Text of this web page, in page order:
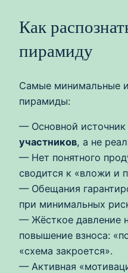
Как
пирамиду
Самые минимальные
пирамиды:
— Основной
участников, а не
— Нет понятного
сводится к «вложи и
— Обещания
при минимальных
— Жёсткое давление
повышение взноса:
«схема закроется».
— Активная